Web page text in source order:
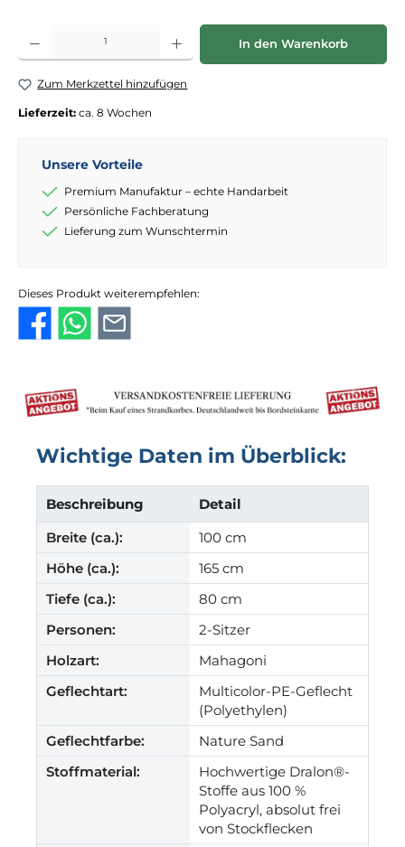
Produkt Anzahl: Gib den gewünschten Wert ein oder benutze die
In den Warenkorb
Zum Merkzettel hinzufügen
Lieferzeit: ca. 8 Wochen
Unsere Vorteile
Premium Manufaktur – echte Handarbeit
Persönliche Fachberatung
Lieferung zum Wunschtermin
Dieses Produkt weiterempfehlen:
Wichtige Daten im Überblick:
Beschreibung
Detail
Breite (ca.):
100 cm
Höhe (ca.):
165 cm
Tiefe (ca.):
80 cm
Personen:
2-Sitzer
Holzart:
Mahagoni
Geflechtart:
Multicolor-PE-Geflecht
(Polyethylen)
Geflechtfarbe:
Nature Sand
Stoffmaterial:
Hochwertige Dralon®-
Stoffe aus 100 %
Polyacryl, absolut frei
von Stockflecken